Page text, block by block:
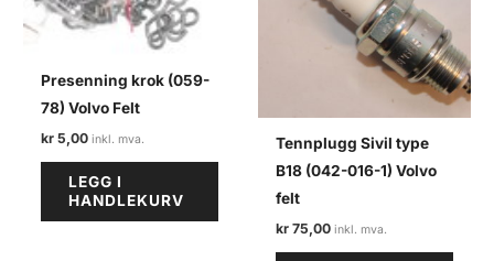
Presenning krok (059-
78) Volvo Felt
kr 5,00
LEGG I
HANDLEKURV
Tennplugg Sivil type
B18 (042-016-1) Volvo
felt
kr 75,00